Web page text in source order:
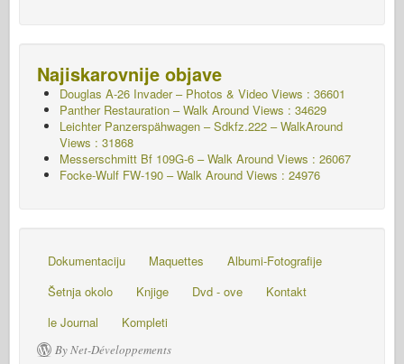
Najiskarovnije objave
Douglas A-26 Invader – Photos & Video Views : 36601
Panther Restauration – Walk Around Views : 34629
Leichter Panzerspähwagen – Sdkfz.222 – WalkAround
Views : 31868
Messerschmitt Bf 109G-6 – Walk Around Views : 26067
Focke-Wulf FW-190 – Walk Around Views : 24976
Dokumentaciju Maquettes
Albumi-Fotografije
Šetnja okolo
Knjige Dvd - ove
Kontakt
le Journal
Kompleti
By Net-Développements